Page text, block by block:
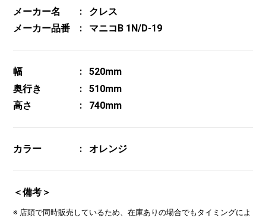
メーカー名
クレス
メーカー品番
マニコB 1N/D-19
幅
520mm
奥行き
510mm
高さ
740mm
カラー オレンジ
＜備考＞
※ 店頭で同時販売しているため、在庫ありの場合でもタイミングによ